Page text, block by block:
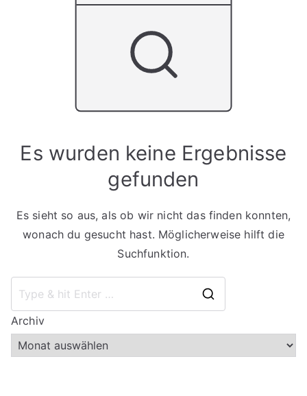
Es wurden keine Ergebnisse
gefunden
Es sieht so aus, als ob wir nicht das finden konnten,
wonach du gesucht hast. Möglicherweise hilft die
Suchfunktion.
Archiv